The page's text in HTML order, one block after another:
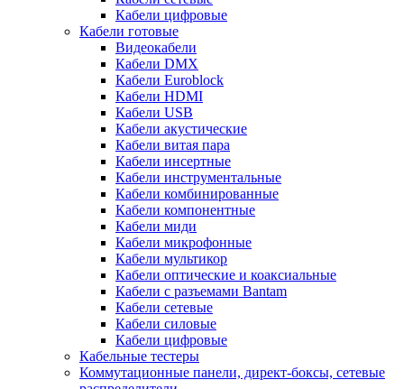
Кабели цифровые
Кабели готовые
Видеокабели
Кабели DMX
Кабели Euroblock
Кабели HDMI
Кабели USB
Кабели акустические
Кабели витая пара
Кабели инсертные
Кабели инструментальные
Кабели комбинированные
Кабели компонентные
Кабели миди
Кабели микрофонные
Кабели мультикор
Кабели оптические и коаксиальные
Кабели с разъемами Bantam
Кабели сетевые
Кабели силовые
Кабели цифровые
Кабельные тестеры
Коммутационные панели, директ-боксы, сетевые